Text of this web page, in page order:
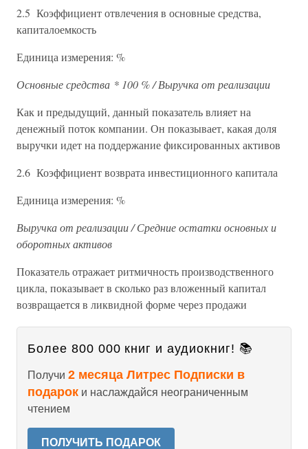
2.5 Коэффициент отвлечения в основные средства,
капиталоемкость
Единица измерения: %
Основные средства * 100 % / Выручка от реализации
Как и предыдущий, данный показатель влияет на
денежный поток компании. Он показывает, какая доля
выручки идет на поддержание фиксированных активов
2.6 Коэффициент возврата инвестиционного капитала
Единица измерения: %
Выручка от реализации / Средние остатки основных и
оборотных активов
Показатель отражает ритмичность производственного
цикла, показывает в сколько раз вложенный капитал
возвращается в ликвидной форме через продажи
Более 800 000 книг и аудиокниг! 📚
Получи 2 месяца Литрес Подписки в
подарок и наслаждайся неограниченным
чтением
ПОЛУЧИТЬ ПОДАРОК